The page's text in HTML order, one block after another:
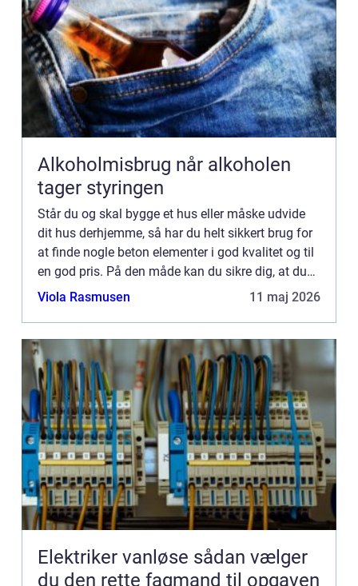
Alkoholmisbrug når alkoholen
tager styringen
Står du og skal bygge et hus eller måske udvide
dit hus derhjemme, så har du helt sikkert brug for
at finde nogle beton elementer i god kvalitet og til
en god pris. På den måde kan du sikre dig, at du
holder prisen forholdsvis langt nede, når du skal...
Viola Rasmusen 11 maj 2026
Elektriker vanløse sådan vælger
du den rette fagmand til opgaven